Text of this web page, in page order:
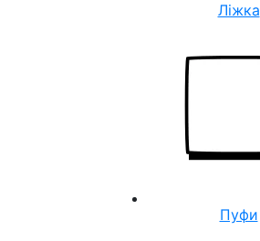
Ліжка
Пуфи